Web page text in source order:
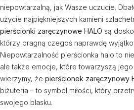
niepowtarzalną, jak Wasze uczucie.
użycie najpiękniejszych kamieni
pierścionki zaręczynowe HALO są
którzy pragną czegoś naprawdę
Niepowtarzalność pierścionka halo to
ale także emocje, które towarzyszą
wierzymy, że pierścionek zaręczynowy
biżuteria – to symbol miłości, który
swojego blasku.